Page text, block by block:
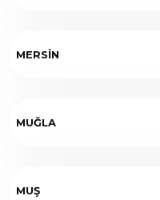
MERSİN
MUĞLA
MUŞ